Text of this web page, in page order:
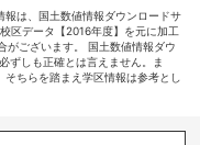
は、国土数値情報ダウンロードサ
区データ【2016年度】を元に加工
がございます。 国土数値情報ダウ
ずしも正確とは言えません。ま
ちらを踏まえ学区情報は参考とし